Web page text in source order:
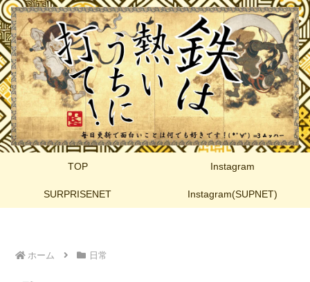
TOP Instagram
SURPRISENET Instagram(SUPNET)
ホーム 日常